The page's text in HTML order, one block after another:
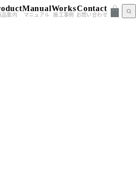
品案内
Manual
マニュアル
Works
施工事例
Contact
お問い合わせ